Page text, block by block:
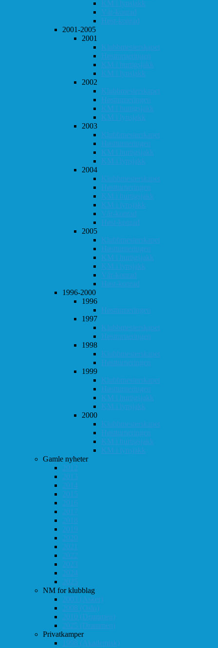
KM i lynsjakk
Vår-konrad
Høst-konrad
2001-2005
2001
Klubbmesterskapet
Høstturneringen
KM i hurtigsjakk
KM i lynsjakk
2002
Klubbmesterskapet
Høstturneringen
KM i hurtigsjakk
KM i lynsjakk
2003
Klubbmesterskapet
Høstturneringen
KM i hurtigsjakk
KM i lynsjakk
2004
Klubbmesterskapet
Høstturneringen
KM i hurtigsjakk
KM i lynsjakk
Vår-konrad
Høst-konrad
2005
Klubbmesterskapet
Høstturneringen
KM i hurtigsjakk
KM i lynsjakk
Vår-konrad
Høst-konrad
1996-2000
1996
Høstturneringen
1997
Klubbmesterskapet
Høstturneringen
1998
Klubbmesterskapet
Høstturneringen
1999
Klubbmesterskapet
Høstturneringen
KM i hurtigsjakk
KM i lynsjakk
2000
Klubbmesterskapet
Høstturneringen
KM i hurtigsjakk
KM i lynsjakk
Gamle nyheter
2012
2013
2014
2015
2016
2017
2018
2019
2020
2021
2022
2023
2024
2025
NM for klubblag
2003 (Asker)
2008 (Oslo)
2010 (Drammen)
2025 (Drammen)
Privatkamper
1998 (Akademisk)